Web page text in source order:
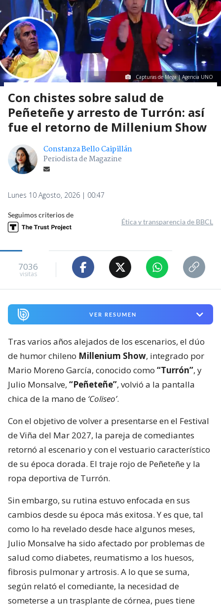
Capturas de Mega | Agencia UNO
Con chistes sobre salud de
Peñeteñe y arresto de Turrón: así
fue el retorno de Millenium Show
Constanza Bello Caipillán
Periodista de Magazine
Lunes 10 Agosto, 2026 | 00:47
Seguimos criterios de
Ética y transparencia de BBCL
7036
visitas
VER RESUMEN
Tras varios años alejados de los escenarios, el dúo
de humor chileno Millenium Show, integrado por
Mario Moreno García, conocido como “Turrón”, y
Julio Monsalve, “Peñeteñe”, volvió a la pantalla
chica de la mano de ‘Coliseo’.
Con el objetivo de volver a presentarse en el Festival
de Viña del Mar 2027, la pareja de comediantes
retornó al escenario y con el vestuario característico
de su época dorada. El traje rojo de Peñeteñe y la
ropa deportiva de Turrón.
Sin embargo, su rutina estuvo enfocada en sus
cambios desde su época más exitosa. Y es que, tal
como lo ha revelado desde hace algunos meses,
Julio Monsalve ha sido afectado por problemas de
salud como diabetes, reumatismo a los huesos,
fibrosis pulmonar y artrosis. A lo que se suma,
según relató el comediante, la necesidad de
someterse a un trasplante de córnea, pues tiene